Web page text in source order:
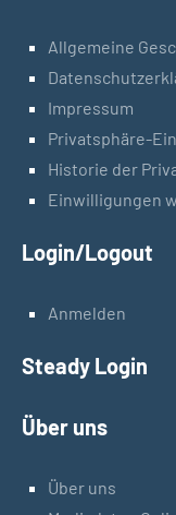
Allgemeine
Impressum
Privatsphäre-
Historie der
Einwilligungen
Login/Logout
Anmelden
Steady Login
Über uns
Über uns